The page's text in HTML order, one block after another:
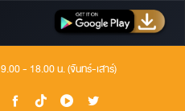
9.00 - 18.00 น. (จันทร์-เสาร์)